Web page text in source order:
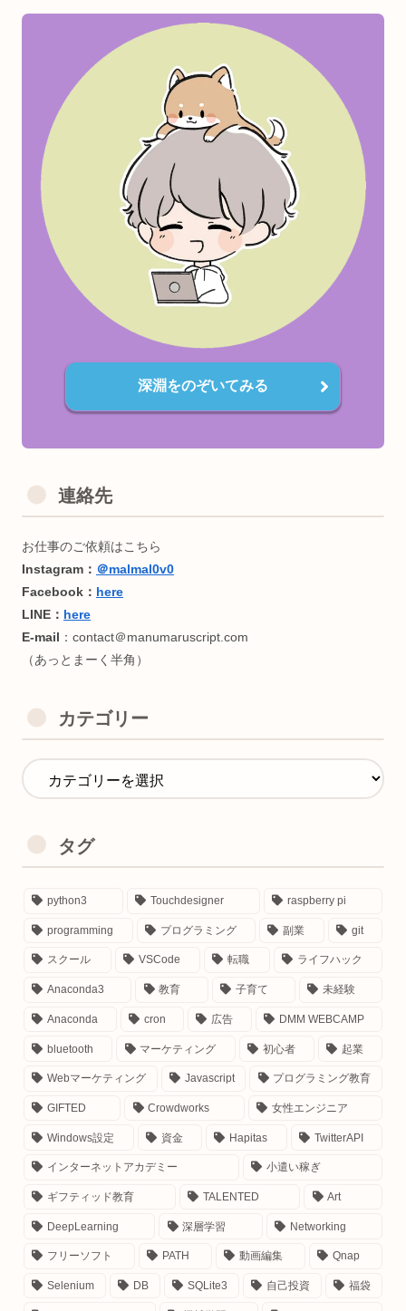
・基本情報技術者(午後問C/1ヶ月半)
・Python3認定基礎(🧸目当て)
・Linux Essentials(永久化記念)
・第二種電気工事士(電気風呂自作)
・乙種第4類危険物取扱者(ノリで)
・アロマテラピー検定1級(サウナhack)
・Google Cloud Generative AI Leader
＜好きなたべもの🍖＞
おにく
気に入った記事があれば、お友達にシェアして貰えると喜
口コミでちょっとずつ広がってくれると嬉しいです😋
深淵をのぞいてみる
連絡先
Facebook：here
LINE：here
E-mail：contact＠manumaruscript.com
カテゴリー
タグ
python3 Touchdesigner raspberry pi
programming プログラミング 副業 git
スクール VSCode 転職 ライフハック
Anaconda3 教育 子育て 未経験
Anaconda cron 広告 DMM WEBCAMP
bluetooth マーケティング 初心者 起業
Webマーケティング Javascript プログラミング教育
GIFTED Crowdworks 女性エンジニア
Windows設定 資金 Hapitas TwitterAPI
インターネットアカデミー 小遣い稼ぎ
ギフティッド教育 TALENTED Art
DeepLearning 深層学習 Networking
フリーソフト PATH 動画編集 Qnap
Selenium DB SQLite3 自己投資 福袋